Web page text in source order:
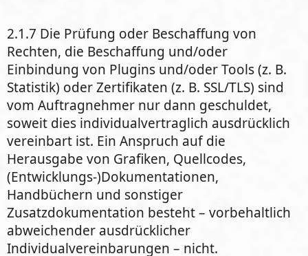
2.1.7 Die Prüfung oder Beschaffung von
Rechten, die Beschaffung und/oder
Einbindung von Plugins und/oder Tools (z. B.
Statistik) oder Zertifikaten (z. B. SSL/TLS) sind
vom Auftragnehmer nur dann geschuldet,
soweit dies individualvertraglich ausdrücklich
vereinbart ist. Ein Anspruch auf die
Herausgabe von Grafiken, Quellcodes,
(Entwicklungs-)Dokumentationen,
Handbüchern und sonstiger
Zusatzdokumentation besteht – vorbehaltlich
abweichender ausdrücklicher
Individualvereinbarungen – nicht.